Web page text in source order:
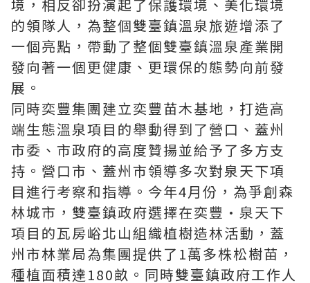
境，相反卻扮演起了保護環境、美化環境
的領隊人，為整個雙臺鎮溫泉旅遊增添了
一個亮點，帶動了整個雙臺鎮溫泉產業開
發向著一個更健康、更環保的態勢向前發
展。
同時奕豐集團建立奕豐苗木基地，打造高
端生態溫泉項目的舉動得到了營口、蓋州
市委、市政府的高度贊揚並給予了多方支
持。營口市、蓋州市領導多次對泉天下項
目進行考察和指導。今年4月份，為爭創森
林城市，雙臺鎮政府選擇在奕豐·泉天下
項目的瓦房峪北山組織植樹造林活動，蓋
州市林業局為集團提供了1萬多株松樹苗，
種植面積達180畝。同時雙臺鎮政府工作人